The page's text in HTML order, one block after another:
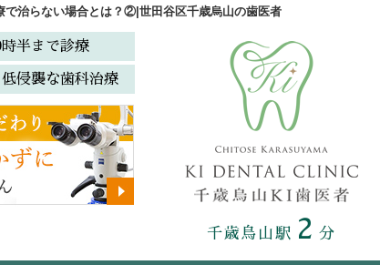
で治らない場合とは？②|世田谷区千歳烏山の歯医者
半まで診療
低侵襲な歯科治療
千歳烏山駅 2 分